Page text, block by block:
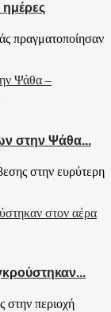
ημέρες
πραγματοποίησαν
στην Ψάθα...
στην ευρύτερη
στην περιοχή